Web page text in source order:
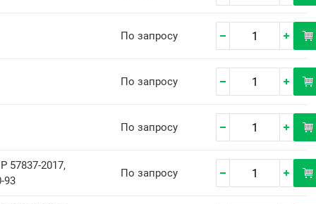
По запросу
По запросу
По запросу
57837-2017,
93
По запросу